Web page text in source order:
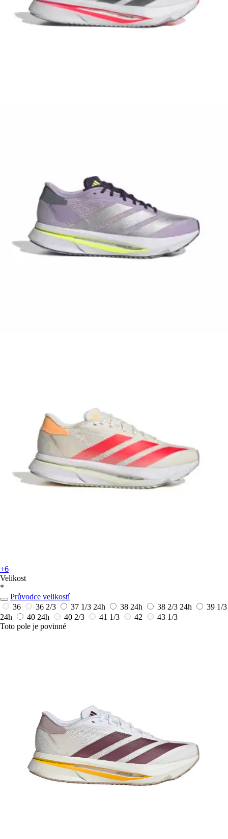
+6
Velikost
*
Průvodce velikostí
36
36 2/3 37 1/3 24h 38 24h 38 2/3 24h
39 1/3
24h
40 24h 40 2/3 41 1/3 42
43 1/3
Toto pole je povinné